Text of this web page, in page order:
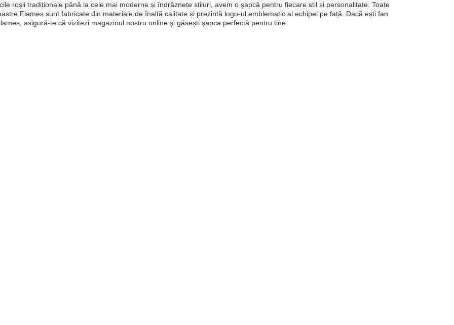
roșii tradiționale până la cele mai moderne și îndrăznețe stiluri, avem o șapcă pentru fiecare stil și personalitate. Toate
Flames sunt fabricate din materiale de înaltă calitate și prezintă logo-ul emblematic al echipei pe față. Dacă ești fan
asigură-te că vizitezi magazinul nostru online și găsești șapca perfectă pentru tine.